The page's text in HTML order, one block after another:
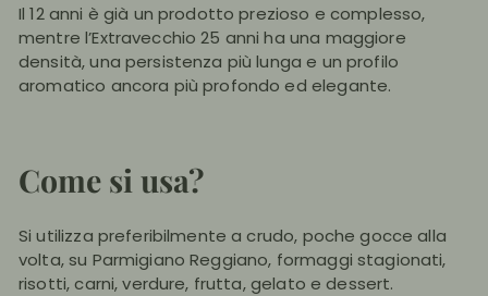
Il 12 anni è già un prodotto prezioso e complesso,
mentre l’Extravecchio 25 anni ha una maggiore
densità, una persistenza più lunga e un profilo
aromatico ancora più profondo ed elegante.
Come si usa?
Si utilizza preferibilmente a crudo, poche gocce alla
volta, su Parmigiano Reggiano, formaggi stagionati,
risotti, carni, verdure, frutta, gelato e dessert.